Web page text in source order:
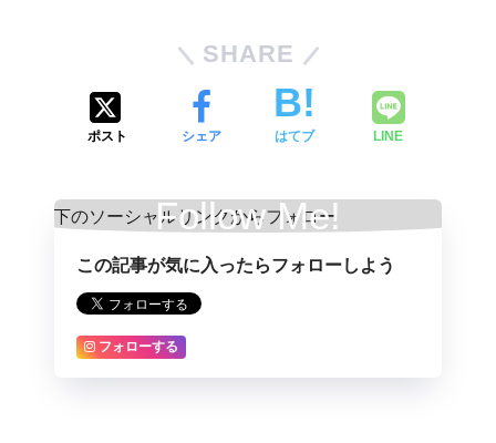
SHARE
ポスト シェア はてブ LINE
Follow Me!
この記事が気に入ったらフォローしよう
フォローする